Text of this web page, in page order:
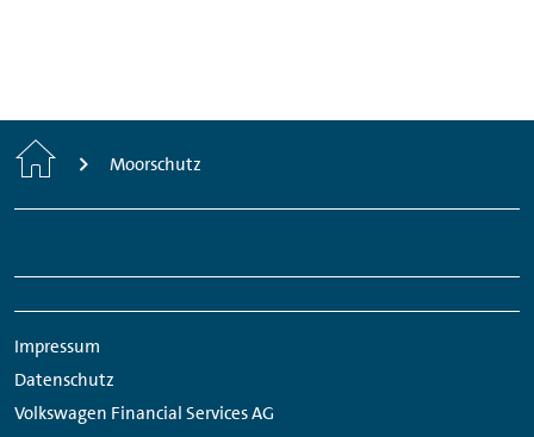
Home Moorschutz
Navigation
Impressum
Datenschutz
Volkswagen Financial Services AG
Media
Network
Links